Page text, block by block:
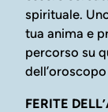
spirituale.
tua anima e
percorso su
FERITE